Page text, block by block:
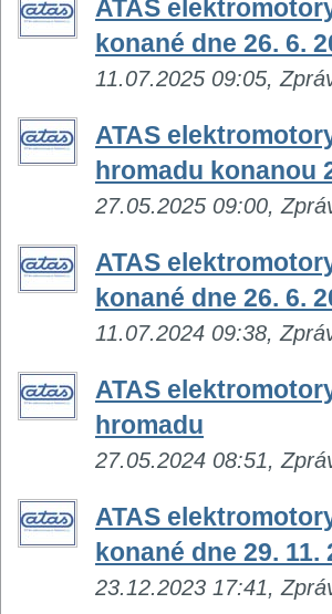
ATAS
konané dne 26. 6.
11.07.2025 09:05,
ATAS
hromadu konanou
27.05.2025 09:00,
ATAS
konané dne 26. 6.
11.07.2024 09:38,
ATAS
hromadu
27.05.2024 08:51,
ATAS
konané dne 29. 11.
23.12.2023 17:41,